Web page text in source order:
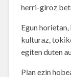
herri-giroz
Egun
kulturaz,
egiten duten
Plan ezin